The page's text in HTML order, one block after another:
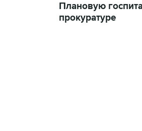
Плановую
прокуратуре